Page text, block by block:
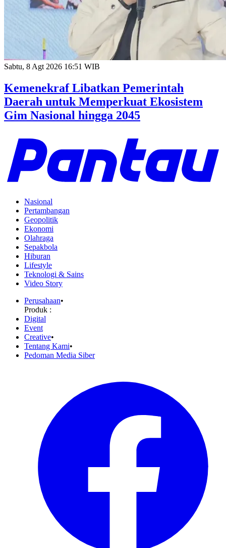
Sabtu, 8 Agt 2026 16:51 WIB
Kemenekraf Libatkan Pemerintah
Daerah untuk Memperkuat Ekosistem
Gim Nasional hingga 2045
Nasional
Pertambangan
Geopolitik
Ekonomi
Olahraga
Sepakbola
Hiburan
Lifestyle
Teknologi & Sains
Video Story
Perusahaan•
Produk :
Digital
Event
Creative•
Tentang Kami•
Pedoman Media Siber